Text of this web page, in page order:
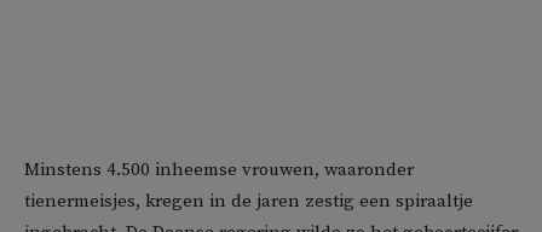
Minstens 4.500 inheemse vrouwen, waaronder
tienermeisjes, kregen in de jaren zestig een spiraaltje